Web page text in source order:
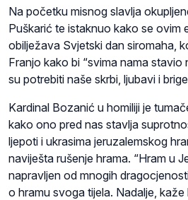
Na početku misnog slavlja
Puškarić te istaknuo kako se ovim
obilježava Svjetski dan siromaha,
Franjo kako bi “svima nama
su potrebiti naše skrbi, ljubavi i
Kardinal Bozanić u homiliji je
kako ono pred nas stavlja
ljepoti i ukrasima jeruzalemskog
naviješta rušenje hrama. “Hram u
napravljen od mnogih
o hramu svoga tijela. Nadalje,